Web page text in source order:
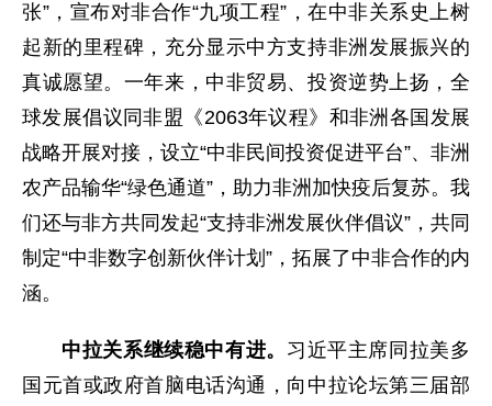
张”，宣布对非合作“九项工程”，在中非关系史上树
起新的里程碑，充分显示中方支持非洲发展振兴的
真诚愿望。一年来，中非贸易、投资逆势上扬，全
球发展倡议同非盟《2063年议程》和非洲各国发展
战略开展对接，设立“中非民间投资促进平台”、非洲
农产品输华“绿色通道”，助力非洲加快疫后复苏。我
们还与非方共同发起“支持非洲发展伙伴倡议”，共同
制定“中非数字创新伙伴计划”，拓展了中非合作的内
涵。
中拉关系继续稳中有进。 习近平主席同拉美多
国元首或政府首脑电话沟通，向中拉论坛第三届部